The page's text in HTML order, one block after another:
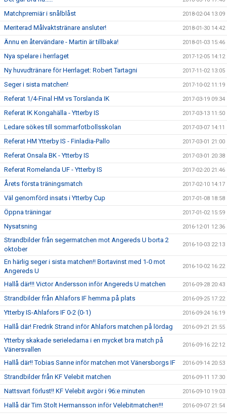
Matchpremiär i snålblåst 2018-02-04 13:09
Meriterad Målvaktstränare ansluter! 2018-01-30 14:42
Ännu en återvändare - Martin är tillbaka! 2018-01-03 15:46
Nya spelare i herrlaget 2017-12-05 14:12
Ny huvudtränare för Herrlaget: Robert Tartagni 2017-11-02 13:05
Seger i sista matchen! 2017-10-02 11:19
Referat 1/4-Final HM vs Torslanda IK 2017-03-19 09:34
Referat IK Kongahälla - Ytterby IS 2017-03-13 11:50
Ledare sökes till sommarfotbollsskolan 2017-03-07 14:11
Referat HM Ytterby IS - Finladia-Pallo 2017-03-01 21:00
Referat Onsala BK - Ytterby IS 2017-03-01 20:38
Referat Romelanda UF - Ytterby IS 2017-02-20 21:46
Årets första träningsmatch 2017-02-10 14:17
Väl genomförd insats i Ytterby Cup 2017-01-08 18:58
Öppna träningar 2017-01-02 15:59
Nysatsning 2016-12-01 12:36
Strandbilder från segermatchen mot Angereds U borta 2
oktober
2016-10-03 22:13
En härlig seger i sista matchen!! Bortavinst med 1-0 mot
Angereds U
2016-10-02 16:22
Hallå där!!! Victor Andersson inför Angereds U matchen 2016-09-28 20:43
Strandbilder från Ahlafors IF hemma på plats 2016-09-25 17:22
Ytterby IS-Ahlafors IF 0-2 (0-1) 2016-09-24 16:19
Hallå där! Fredrik Strand inför Ahlafors matchen på lördag 2016-09-21 21:55
Ytterby skakade serieledarna i en mycket bra match på
Vänersvallen
2016-09-16 22:12
Hallå där!! Tobias Sanne inför matchen mot Vänersborgs IF 2016-09-14 20:53
Strandbilder från KF Velebit matchen 2016-09-11 17:30
Nattsvart förlust!! KF Velebit avgör i 96:e minuten 2016-09-10 19:03
Hallå där Tim Stolt Hermansson inför Velebitmatchen!!! 2016-09-07 21:54